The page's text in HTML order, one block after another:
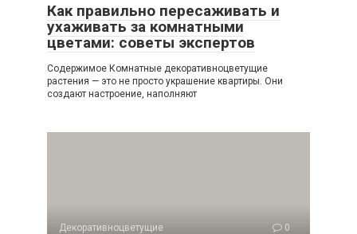
Как правильно пересаживать и
ухаживать за комнатными
цветами: советы экспертов
Содержимое Комнатные декоративноцветущие
растения — это не просто украшение квартиры. Они
создают настроение, наполняют
Декоративноцветущие 0